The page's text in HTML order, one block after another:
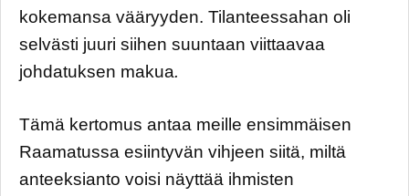
kokemansa vääryyden. Tilanteessahan oli
selvästi juuri siihen suuntaan viittaavaa
johdatuksen makua.
Tämä kertomus antaa meille ensimmäisen
Raamatussa esiintyvän vihjeen siitä, miltä
anteeksianto voisi näyttää ihmisten